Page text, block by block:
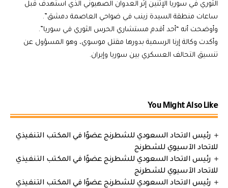
الثوري في سوريا الإثنين إثر العدوان الصهيوني الذي استهدف قبل
ساعات منطقة السيدة زينب في ضواحي العاصمة دمشق”.
وأوضحت أنه “أحد أقدم مستشاري الحرس الثوري في سوريا”.
وأكدت وكالة إرنا الرسمية بدورها مقتل موسوي، وهو المسؤول عن
تنسيق التحالف العسكري بين سوريا وإيران.
You Might Also Like
رئيس الاتحاد السعودي للشطرنج عضوًا في المكتب التنفيذي
للاتحاد الآسيوي للشطرنج
رئيس الاتحاد السعودي للشطرنج عضوًا في المكتب التنفيذي
للاتحاد الآسيوي للشطرنج
رئيس الاتحاد السعودي للشطرنج عضوًا في المكتب التنفيذي